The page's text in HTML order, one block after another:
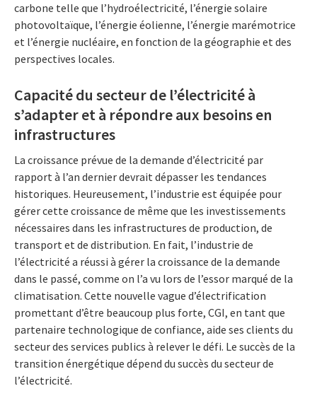
carbone telle que l’hydroélectricité, l’énergie solaire
photovoltaïque, l’énergie éolienne, l’énergie marémotrice
et l’énergie nucléaire, en fonction de la géographie et des
perspectives locales.
Capacité du secteur de l’électricité à
s’adapter et à répondre aux besoins en
infrastructures
La croissance prévue de la demande d’électricité par
rapport à l’an dernier devrait dépasser les tendances
historiques. Heureusement, l’industrie est équipée pour
gérer cette croissance de même que les investissements
nécessaires dans les infrastructures de production, de
transport et de distribution. En fait, l’industrie de
l’électricité a réussi à gérer la croissance de la demande
dans le passé, comme on l’a vu lors de l’essor marqué de la
climatisation. Cette nouvelle vague d’électrification
promettant d’être beaucoup plus forte, CGI, en tant que
partenaire technologique de confiance, aide ses clients du
secteur des services publics à relever le défi. Le succès de la
transition énergétique dépend du succès du secteur de
l’électricité.